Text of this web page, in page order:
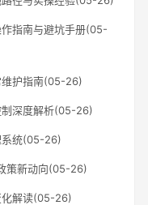
作指南与避坑手册(05-
维护指南(05-26)
制深度解析(05-26)
系统(05-26)
策新动向(05-26)
化解读(05-26)